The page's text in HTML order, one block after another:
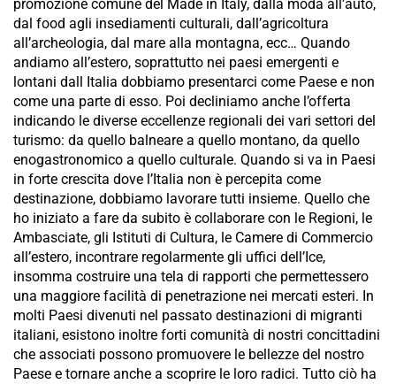
promozione comune del Made in Italy, dalla moda all’auto,
dal food agli insediamenti culturali, dall’agricoltura
all’archeologia, dal mare alla montagna, ecc… Quando
andiamo all’estero, soprattutto nei paesi emergenti e
lontani dall Italia dobbiamo presentarci come Paese e non
come una parte di esso. Poi decliniamo anche l’offerta
indicando le diverse eccellenze regionali dei vari settori del
turismo: da quello balneare a quello montano, da quello
enogastronomico a quello culturale. Quando si va in Paesi
in forte crescita dove l’Italia non è percepita come
destinazione, dobbiamo lavorare tutti insieme. Quello che
ho iniziato a fare da subito è collaborare con le Regioni, le
Ambasciate, gli Istituti di Cultura, le Camere di Commercio
all’estero, incontrare regolarmente gli uffici dell’Ice,
insomma costruire una tela di rapporti che permettessero
una maggiore facilità di penetrazione nei mercati esteri. In
molti Paesi divenuti nel passato destinazioni di migranti
italiani, esistono inoltre forti comunità di nostri concittadini
che associati possono promuovere le bellezze del nostro
Paese e tornare anche a scoprire le loro radici. Tutto ciò ha